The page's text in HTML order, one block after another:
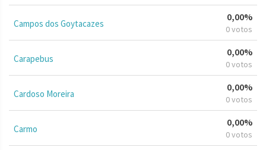
Campos dos Goytacazes
0,00%
0 votos
Carapebus
0,00%
0 votos
Cardoso Moreira
0,00%
0 votos
Carmo
0,00%
0 votos